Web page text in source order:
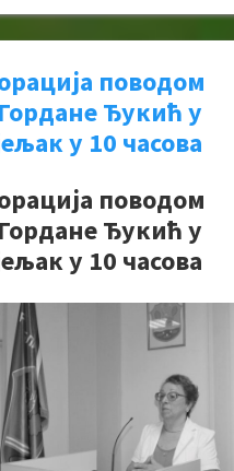
поводом
Ђукић у
у 10 часова
поводом
Ђукић у
у 10 часова